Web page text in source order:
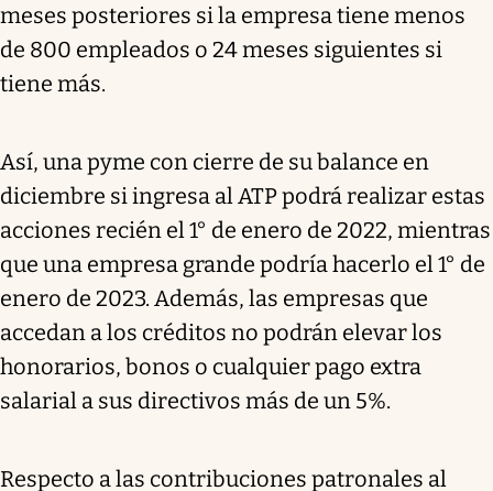
meses posteriores si la empresa tiene menos
de 800 empleados o 24 meses siguientes si
tiene más.
Así, una pyme con cierre de su balance en
diciembre si ingresa al ATP podrá realizar estas
acciones recién el 1° de enero de 2022, mientras
que una empresa grande podría hacerlo el 1° de
enero de 2023. Además, las empresas que
accedan a los créditos no podrán elevar los
honorarios, bonos o cualquier pago extra
salarial a sus directivos más de un 5%.
Respecto a las contribuciones patronales al